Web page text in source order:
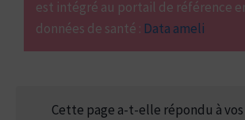
est intégré au portail de référence
données de santé : Data ameli
Cette page a-t-elle répondu à